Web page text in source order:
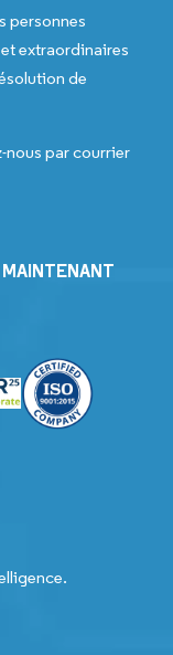
personnes
extraordinaires
de
nous par courrier